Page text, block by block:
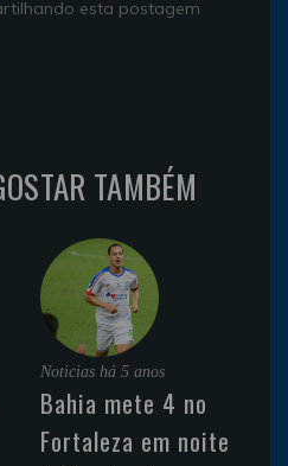
esta postagem
TAMBÉM
Noticias há 5 anos
Bahia mete 4 no
Fortaleza em noite